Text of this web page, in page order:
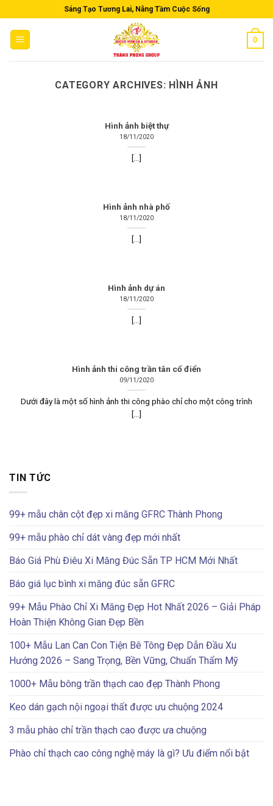
to
content
Sáng Tạo Tương Lai, Nâng Tầm Cuộc Sống
0
CATEGORY ARCHIVES: HÌNH ẢNH
Hình ảnh biệt thự
18/11/2020
[...]
Hình ảnh nhà phố
18/11/2020
[...]
Hình ảnh dự án
18/11/2020
[...]
Hình ảnh thi công trần tân cổ điển
09/11/2020
Dưới đây là một số hình ảnh thi công phào chỉ cho một công trình
[...]
TIN TỨC
99+ mẫu chân cột đẹp xi măng GFRC Thành Phong
99+ mẫu phào chỉ dát vàng đẹp mới nhất
Báo Giá Phù Điêu Xi Măng Đúc Sẵn TP HCM Mới Nhất
Báo giá lục bình xi măng đúc sẵn GFRC
99+ Mẫu Phào Chỉ Xi Măng Đẹp Hot Nhất 2026 – Giải Pháp
Hoàn Thiện Không Gian Đẹp Bền
100+ Mẫu Lan Can Con Tiện Bê Tông Đẹp Dẫn Đầu Xu
Hướng 2026 – Sang Trọng, Bền Vững, Chuẩn Thẩm Mỹ
1000+ Mẫu bông trần thạch cao đẹp Thành Phong
Keo dán gạch nội ngoại thất được ưu chuộng 2024
3 mẫu phào chỉ trần thạch cao được ưa chuộng
Phào chỉ thạch cao công nghệ máy là gì? Ưu điểm nổi bật